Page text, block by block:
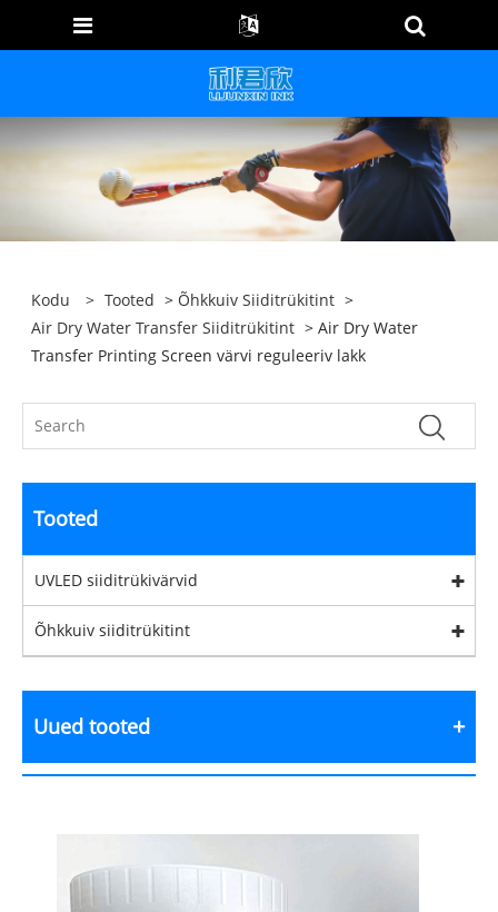
Kodu > Tooted > Õhkkuiv Siiditrükitint >
Air Dry Water Transfer Siiditrükitint > Air Dry Water
Transfer Printing Screen värvi reguleeriv lakk
Tooted
UVLED siiditrükivärvid
Õhkkuiv siiditrükitint
Uued tooted